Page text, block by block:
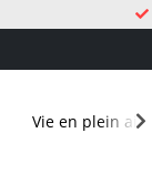
Vie en plein air